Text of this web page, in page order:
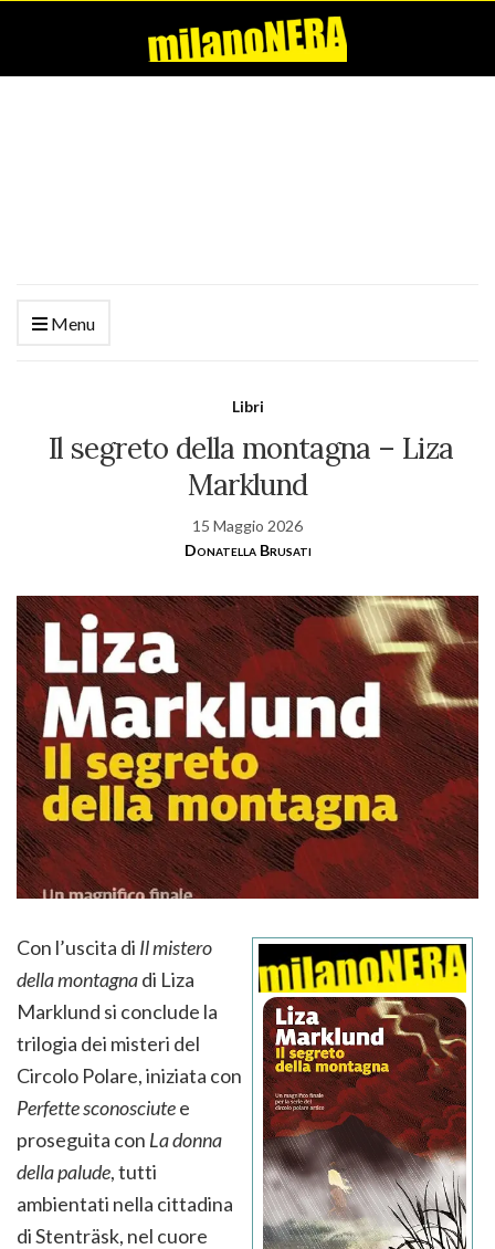
Menu
Libri
Il segreto della montagna – Liza
Marklund
15 Maggio 2026
Donatella Brusati
Con l’uscita di Il mistero
della montagnadi Liza
Marklund si conclude la
trilogia dei misteri del
Circolo Polare, iniziata con
Perfette sconosciutee
proseguita con La donna
della palude, tutti
ambientati nella cittadina
di Stenträsk, nel cuore